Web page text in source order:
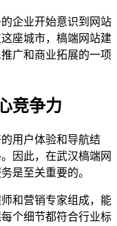
企业开始意识到网站
座城市，槁端网站建
广和商业拓展的一项
竞争力
用户体验和导航结
因此，在武汉槁端网
是至关重要的。
和营销专家组成，能
个细节都符合行业标